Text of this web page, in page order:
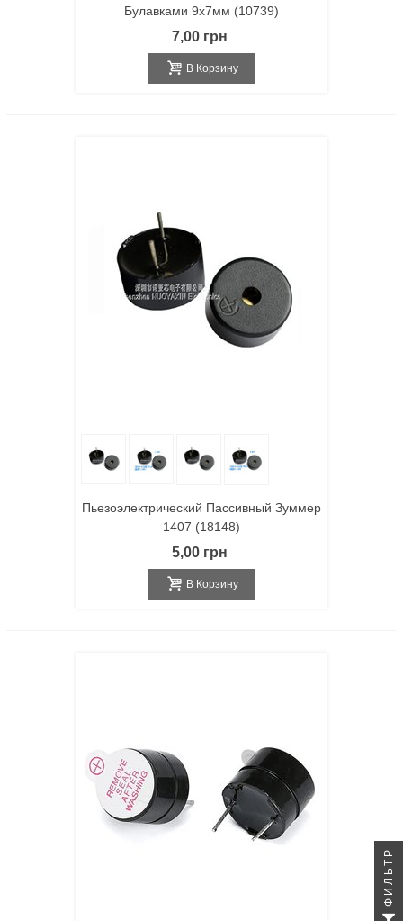
Булавками 9х7мм (10739)
7,00 грн
В Корзину
Пьезоэлектрический Пассивный Зуммер
1407 (18148)
5,00 грн
В Корзину
ФИЛЬТР